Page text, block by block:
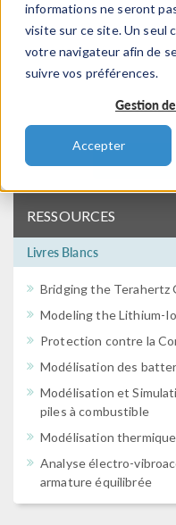
informations ne seront
visite sur ce site. Un seul
votre navigateur afin de
suivre vos préférences.
Gestion
Accepter
Filtrer par domaine
Filtrer par Industrie
Filtrer par conférence
RESSOURCES
Livres Blancs
Bridging the Terahertz
Modeling the Lithium-
Protection contre la
Modélisation des
Modélisation et
piles à combustible
Modélisation
Analyse électro-
armature équilibrée